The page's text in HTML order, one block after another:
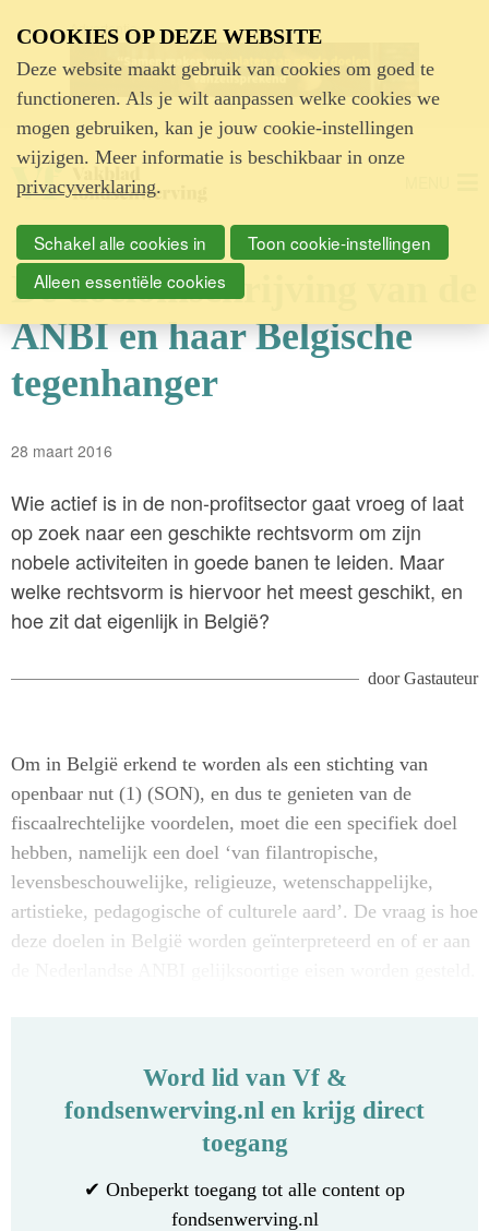
Advertentie
De doelomschrijving van de
ANBI en haar Belgische
tegenhanger
28 maart 2016
Wie actief is in de non-profitsector gaat vroeg of laat
op zoek naar een geschikte rechtsvorm om zijn
nobele activiteiten in goede banen te leiden. Maar
welke rechtsvorm is hiervoor het meest geschikt, en
hoe zit dat eigenlijk in België?
doorGastauteur
Om in België erkend te worden als een stichting van
openbaar nut (1) (SON), en dus te genieten van de
fiscaalrechtelijke voordelen, moet die een specifiek doel
hebben, namelijk een doel ‘van filantropische,
levensbeschouwelijke, religieuze, wetenschappelijke,
artistieke, pedagogische of culturele aard’. De vraag is hoe
deze doelen in België worden geïnterpreteerd en of er aan
Word lid van Vf &
fondsenwerving.nl en krijg direct
toegang
✔ Onbeperkt toegang tot alle content op
fondsenwerving.nl
COOKIES OP DEZE WEBSITE
Deze website maakt gebruik van cookies om goed te
functioneren. Als je wilt aanpassen welke cookies we
mogen gebruiken, kan je jouw cookie-instellingen
wijzigen. Meer informatie is beschikbaar in onze
privacyverklaring.
Schakel alle cookies in
Toon cookie-instellingen
Alleen essentiële cookies